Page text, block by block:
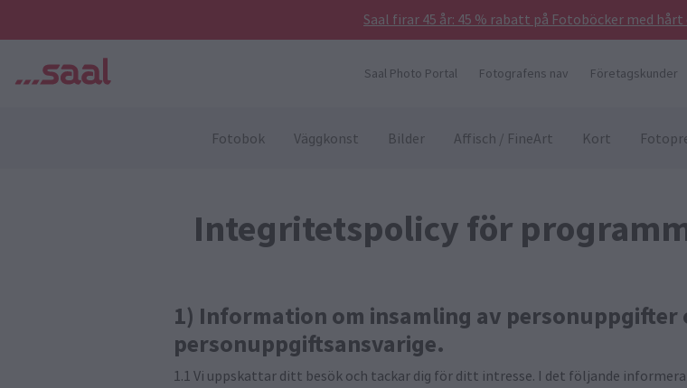
Saal firar 45 år: 45 % rabatt på Fotoböcker med
Saal Photo Portal Fotografens nav Företagskunder
Fotobok Väggkonst Bilder Affisch / FineArt Kort
Integritetspolicy för
1) Information om insamling av
personuppgiftsansvarige.
1.1 Vi uppskattar ditt besök och tackar dig för ditt intresse. I det följande